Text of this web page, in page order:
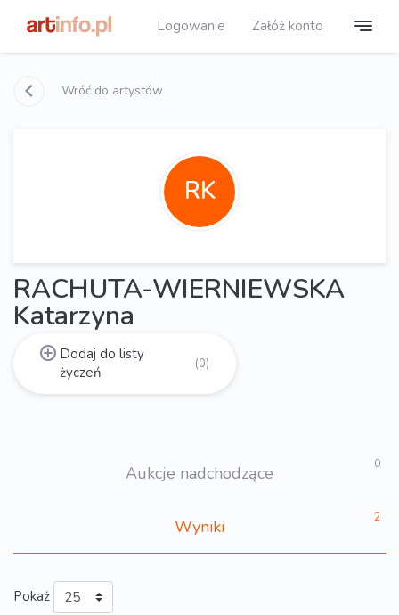
Logowanie Załóż konto
Wróć do artystów
RK
RACHUTA-WIERNIEWSKA
Katarzyna
Dodaj do listy
życzeń
(0)
Aukcje nadchodzące 0
Wyniki 2
Pokaż